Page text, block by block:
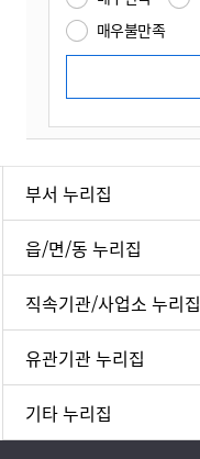
매우불만족
부서 누리집
읍/면/동 누리집
직속기관/사업소 누리집
유관기관 누리집
기타 누리집